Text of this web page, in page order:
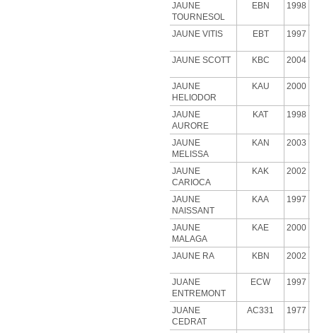
JAUNE
TOURNESOL
EBN 1998
JAUNE VITIS EBT 1997
JAUNE SCOTT KBC 2004
JAUNE
HELIODOR
KAU 2000
JAUNE
AURORE
KAT 1998
JAUNE
MELISSA
KAN 2003
JAUNE
CARIOCA
KAK 2002
JAUNE
NAISSANT
KAA 1997
JAUNE
MALAGA
KAE 2000
JAUNE RA KBN 2002
JUANE
ENTREMONT
ECW 1997
JUANE
CEDRAT
AC331 1977